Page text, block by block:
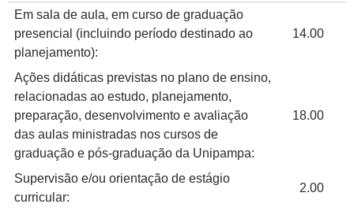
Em sala de aula, em curso de graduação
presencial (incluindo período destinado ao
planejamento):
14.00
Ações didáticas previstas no plano de ensino,
relacionadas ao estudo, planejamento,
preparação, desenvolvimento e avaliação
das aulas ministradas nos cursos de
graduação e pós-graduação da Unipampa:
18.00
Supervisão e/ou orientação de estágio
curricular:
2.00